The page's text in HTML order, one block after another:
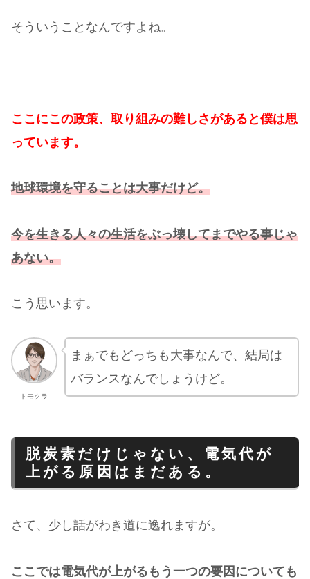
そういうことなんですよね。
ここにこの政策、取り組みの難しさがあると僕は思
っています。
地球環境を守ることは大事だけど。
今を生きる人々の生活をぶっ壊してまでやる事じゃ
あない。
こう思います。
トモクラ
まぁでもどっちも大事なんで、結局は
バランスなんでしょうけど。
脱炭素だけじゃない、電気代が
上がる原因はまだある。
さて、少し話がわき道に逸れますが。
ここでは電気代が上がるもう一つの要因についても